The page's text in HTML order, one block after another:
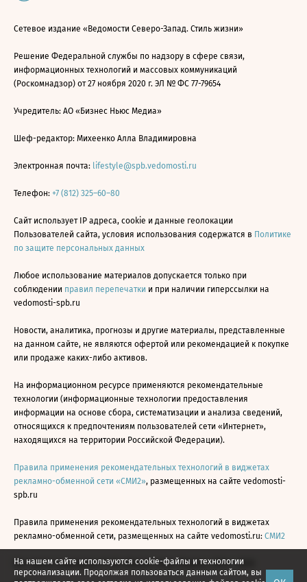
На нашем сайте используются cookie-файлы и технологии
персонализации. Продолжая пользоваться данным сайтом, вы
Сетевое издание «Ведомости Северо-Запад. Стиль жизни»
Решение Федеральной службы по надзору в сфере связи,
информационных технологий и массовых коммуникаций
(Роскомнадзор) от 27 ноября 2020 г. ЭЛ № ФС 77-79654
Учредитель: АО «Бизнес Ньюс Медиа»
Шеф-редактор: Михеенко Алла Владимировна
Электронная почта: lifestyle@spb.vedomosti.ru
Телефон: +7 (812) 325–60–80
Сайт использует IP адреса, cookie и данные геолокации
Пользователей сайта, условия использования содержатся в Политике
по защите персональных данных
Любое использование материалов допускается только при
соблюдении правил перепечатки и при наличии гиперссылки на
vedomosti-spb.ru
Новости, аналитика, прогнозы и другие материалы, представленные
на данном сайте, не являются офертой или рекомендацией к покупке
или продаже каких-либо активов.
На информационном ресурсе применяются рекомендательные
технологии (информационные технологии предоставления
информации на основе сбора, систематизации и анализа сведений,
относящихся к предпочтениям пользователей сети «Интернет»,
находящихся на территории Российской Федерации).
Правила применения рекомендательных технологий в виджетах
рекламно-обменной сети «СМИ2», размещенных на сайте vedomosti-
spb.ru
Правила применения рекомендательных технологий в виджетах
рекламно-обменной сети, размещенных на сайте vedomosti.ru: СМИ2
Все права защищены © АО «Бизнес Ньюс Медиа», 2024 - 2026